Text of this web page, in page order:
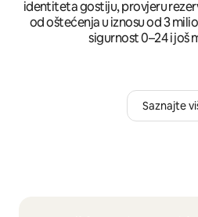
identiteta gostiju, provjeru
od oštećenja u iznosu od 3
sigurnost 0–24 i još
Saznajte